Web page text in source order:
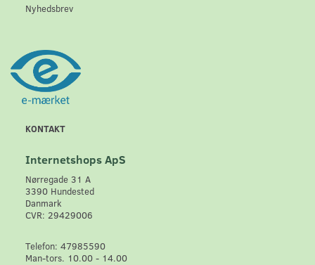
Nyhedsbrev
KONTAKT
Internetshops ApS
Nørregade 31 A
3390 Hundested
Danmark
CVR: 29429006
Telefon: 47985590
Man-tors. 10.00 - 14.00